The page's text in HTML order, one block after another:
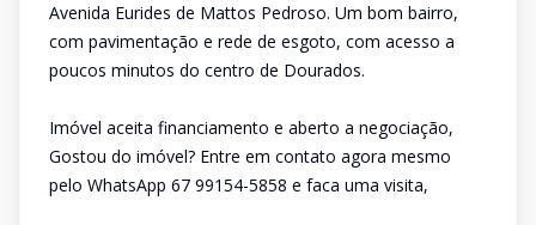
Avenida Eurides de Mattos Pedroso. Um bom bairro,
com pavimentação e rede de esgoto, com acesso a
poucos minutos do centro de Dourados.
Imóvel aceita financiamento e aberto a negociação,
Gostou do imóvel? Entre em contato agora mesmo
pelo WhatsApp 67 99154-5858 e faca uma visita,